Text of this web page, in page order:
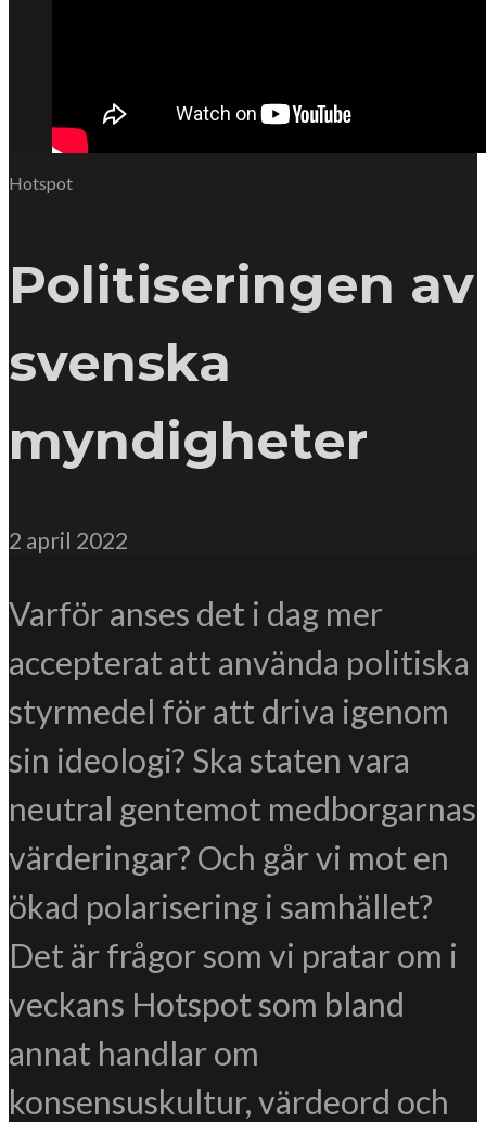
Hotspot
Politiseringen av
svenska
myndigheter
2 april 2022
Varför anses det i dag mer
accepterat att använda politiska
styrmedel för att driva igenom
sin ideologi? Ska staten vara
neutral gentemot medborgarnas
värderingar? Och går vi mot en
ökad polarisering i samhället?
Det är frågor som vi pratar om i
veckans Hotspot som bland
annat handlar om
konsensuskultur, värdeord och